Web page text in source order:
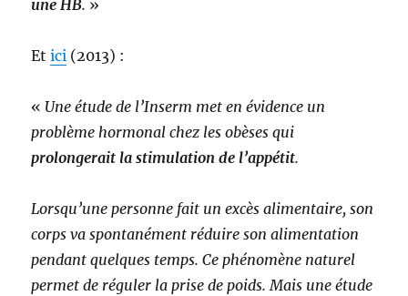
une HB. »
Etici (2013) :
« Une étude de l’Inserm met en évidence un
problème hormonal chez les obèses qui
prolongerait la stimulation de l’appétit.
Lorsqu’une personne fait un excès alimentaire, son
corps va spontanément réduire son alimentation
pendant quelques temps. Ce phénomène naturel
permet de réguler la prise de poids. Mais une étude